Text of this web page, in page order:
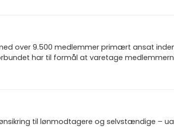
over 9.500 medlemmer primært ansat
har til formål at varetage
til lønmodtagere og selvstændige –